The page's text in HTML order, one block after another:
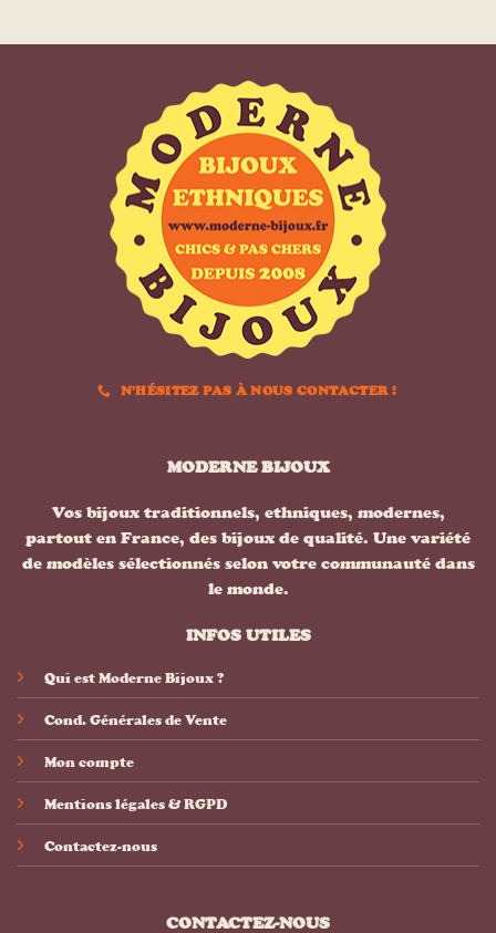
N'HÉSITEZ PAS À NOUS CONTACTER !
MODERNE BIJOUX
Vos bijoux traditionnels, ethniques, modernes,
partout en France, des bijoux de qualité. Une variété
de modèles sélectionnés selon votre communauté dans
le monde.
INFOS UTILES
Qui est Moderne Bijoux ?
Cond. Générales de Vente
Mon compte
Mentions légales & RGPD
Contactez-nous
CONTACTEZ-NOUS